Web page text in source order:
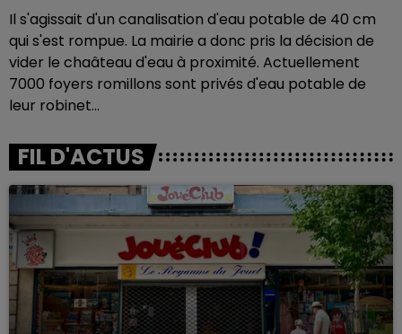
Il s'agissait d'un canalisation d'eau potable de 40 cm
qui s'est rompue. La mairie a donc pris la décision de
vider le chaâteau d'eau à proximité. Actuellement
7000 foyers romillons sont privés d'eau potable de
leur robinet...
FIL D'ACTUS